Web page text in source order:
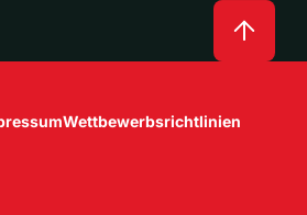
Wettbewerbsrichtlinien